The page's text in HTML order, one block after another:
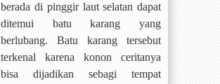
berada di pinggir laut selatan dapat
ditemui batu karang yang
berlubang. Batu karang tersebut
terkenal karena konon ceritanya
bisa dijadikan sebagi tempat